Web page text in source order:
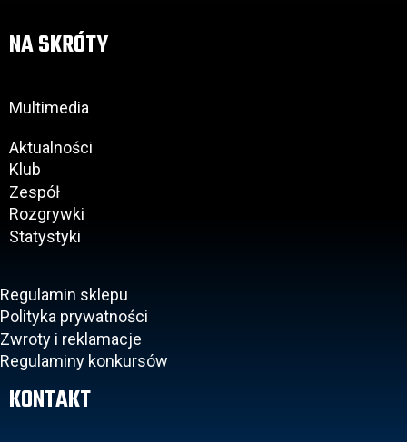
NA SKRÓTY
Multimedia
Aktualności
Klub
Zespół
Rozgrywki
Statystyki
Regulamin sklepu
Polityka prywatności
Zwroty i reklamacje
Regulaminy konkursów
KONTAKT